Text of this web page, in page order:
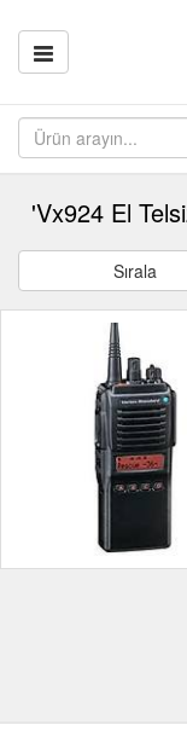
'Vx924 El
Sırala